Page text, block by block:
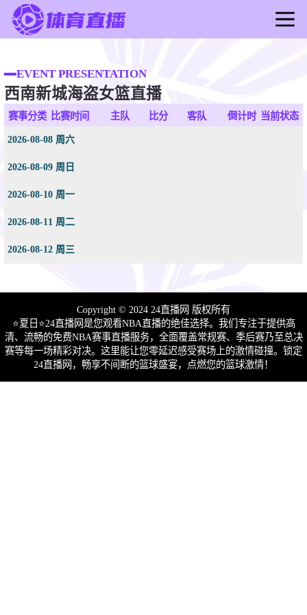
足球直播
篮球直播
足球录像
篮球新闻
EVENT PRESENTATION
西南新城海盗女篮直播
赛事分类 比赛时间 主队 比分 客队 倒计时 当前状态
2026-08-08 周六
2026-08-09 周日
2026-08-10 周一
2026-08-11 周二
2026-08-12 周三
Copyright © 2024 24直播网 版权所有
⭐️夏日⭐24直播网是您观看NBA直播的绝佳选择。我们专注于提供高
清、流畅的免费NBA赛事直播服务，全面覆盖常规赛、季后赛乃至总决
赛等每一场精彩对决。这里能让您零延迟感受赛场上的激情碰撞。锁定
24直播网，畅享不间断的篮球盛宴，点燃您的篮球激情！